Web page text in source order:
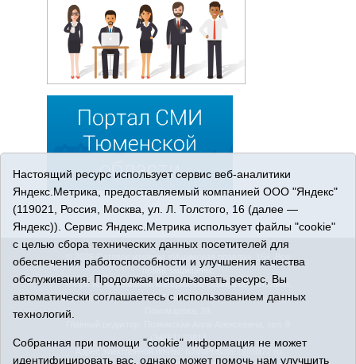
© 2026 Сетевое издание «Ишимская правда». 16+. Все
права защищены.
© При использовании материалов ссылка обязательна.
Адрес редакции: 627750 Тюменская область, г. Ишим, ул.
(34551) 23814
Адрес электронной почты:
IshimPravda-1@obl72.ru
Настоящий ресурс использует сервис веб-аналитики
Яндекс.Метрика, предоставляемый компанией ООО "Яндекс"
(119021, Россия, Москва, ул. Л. Толстого, 16 (далее —
Яндекс)). Сервис Яндекс.Метрика использует файлы "cookie"
с целью сбора технических данных посетителей для
обеспечения работоспособности и улучшения качества
обслуживания. Продолжая использовать ресурс, Вы
автоматически соглашаетесь с использованием данных
технологий.
Собранная при помощи "cookie" информация не может
идентифицировать вас, однако может помочь нам улучшить